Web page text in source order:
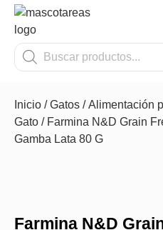
Inicio /Gatos /Alimentación
Gato / Farmina N&D Grain
Gamba Lata 80 G
Farmina N&D